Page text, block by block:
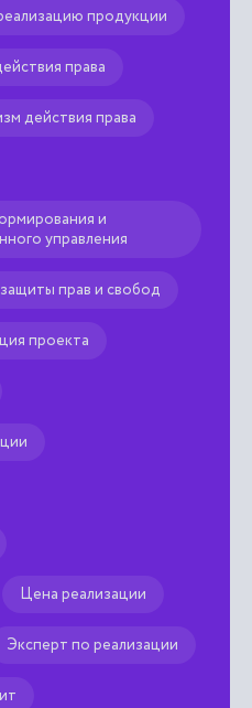
продукции
права
действия права
и
управления
прав и свобод
проекта
Цена реализации
Эксперт по реализации